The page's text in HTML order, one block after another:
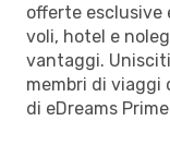
offerte esclusive
voli, hotel e
vantaggi.
membri di
di eDreams